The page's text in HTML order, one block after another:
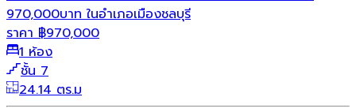
970,000บาท ในอำเภอเมืองชลบุรี
ราคา ฿970,000
1 ห้อง
ชั้น 7
24.14 ตร.ม